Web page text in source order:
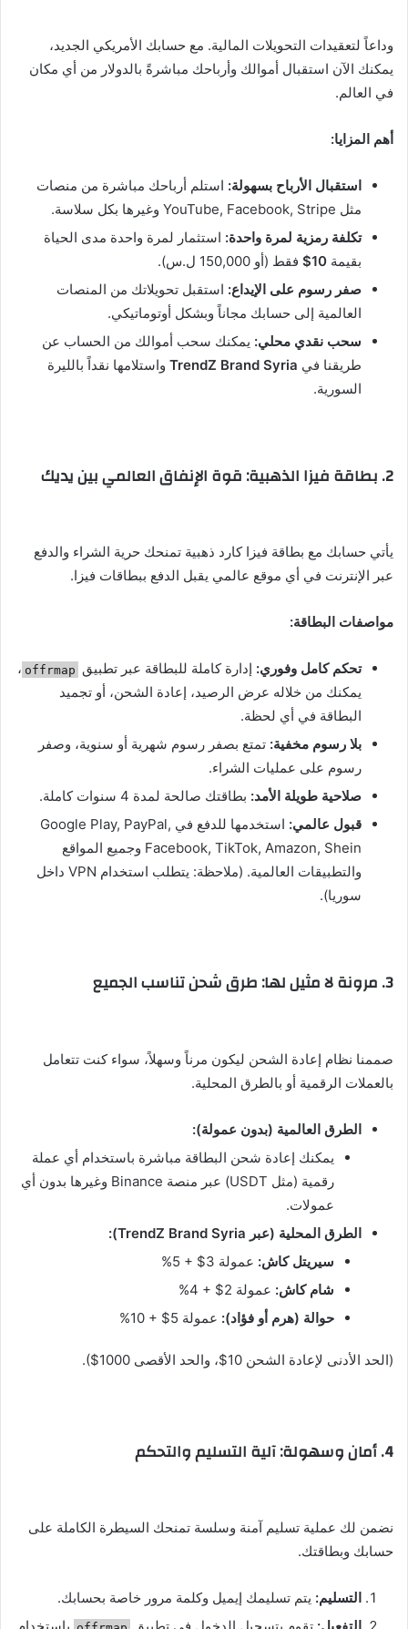
وداعاً لتعقيدات التحويلات المالية. مع حسابك الأمريكي الجديد،
يمكنك الآن استقبال أموالك وأرباحك مباشرةً بالدولار من أي مكان
في العالم.
أهم المزايا:
استقبال الأرباح بسهولة: استلم أرباحك مباشرة من منصات
مثل YouTube, Facebook, Stripe وغيرها بكل سلاسة.
تكلفة رمزية لمرة واحدة: استثمار لمرة واحدة مدى الحياة
بقيمة 10$
فقط (أو 150,000 ل.س).
صفر رسوم على الإيداع: استقبل تحويلاتك من المنصات
العالمية إلى حسابك مجاناً وبشكل أوتوماتيكي.
سحب نقدي محلي: يمكنك سحب أموالك من الحساب عن
طريقنا في TrendZ Brand Syria واستلامها نقداً بالليرة
السورية.
2. بطاقة فيزا الذهبية: قوة الإنفاق العالمي بين يديك
يأتي حسابك مع بطاقة فيزا كارد ذهبية تمنحك حرية الشراء والدفع
عبر الإنترنت في أي موقع عالمي يقبل الدفع ببطاقات فيزا.
مواصفات البطاقة:
تحكم كامل وفوري: إدارة كاملة للبطاقة عبر تطبيق offrmap ،
يمكنك من خلاله عرض الرصيد، إعادة الشحن، أو تجميد
البطاقة في أي لحظة.
بلا رسوم مخفية: تمتع بصفر رسوم شهرية أو سنوية، وصفر
رسوم على عمليات الشراء.
صلاحية طويلة الأمد: بطاقتك صالحة لمدة 4 سنوات كاملة.
قبول عالمي:
استخدمها للدفع في Google Play, PayPal,
Facebook, TikTok, Amazon, Shein وجميع المواقع
والتطبيقات العالمية. (ملاحظة: يتطلب استخدام VPN داخل
سوريا).
3. مرونة لا مثيل لها: طرق شحن تناسب الجميع
صممنا نظام إعادة الشحن ليكون مرناً وسهلاً، سواء كنت تتعامل
بالعملات الرقمية أو بالطرق المحلية.
الطرق العالمية (بدون عمولة):
يمكنك إعادة شحن البطاقة مباشرة باستخدام أي عملة
رقمية (مثل USDT) عبر منصة Binance وغيرها بدون أي
عمولات.
الطرق المحلية (عبر TrendZ Brand Syria):
سيريتل كاش: عمولة 3$ + 5%
شام كاش: عمولة 2$ + 4%
حوالة (هرم أو فؤاد): عمولة 5$ + 10%
(الحد الأدنى لإعادة الشحن 10$، والحد الأقصى 1000$).
4. أمان وسهولة: آلية التسليم والتحكم
نضمن لك عملية تسليم آمنة وسلسة تمنحك السيطرة الكاملة على
حسابك وبطاقتك.
التسليم: يتم تسليمك إيميل وكلمة مرور خاصة بحسابك.